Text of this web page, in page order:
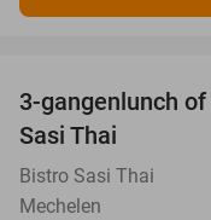
3-gangenlunch
Sasi Thai
Bistro Sasi Thai
Mechelen